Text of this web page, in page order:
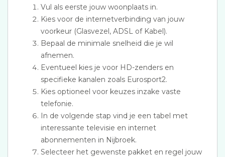
Vul als eerste jouw woonplaats in.
Kies voor de internetverbinding van jouw
voorkeur (Glasvezel, ADSL of Kabel).
Bepaal de minimale snelheid die je wil
afnemen.
Eventueel kies je voor HD-zenders en
specifieke kanalen zoals Eurosport2.
Kies optioneel voor keuzes inzake vaste
telefonie.
In de volgende stap vind je een tabel met
interessante televisie en internet
abonnementen in Nijbroek.
Selecteer het gewenste pakket en regel jouw